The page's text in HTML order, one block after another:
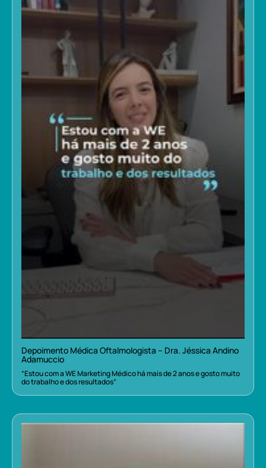
Depoimento Médica Oftalmologista – Dra. Jéssica Andino
Adamuccio
“Estou com a WE Marketing Médico há mais de 2 anos e gosto muito
do trabalho e dos resultados”